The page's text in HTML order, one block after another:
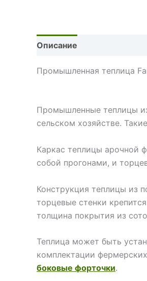
Описание
Промышленная теплица
Промышленные теплицы
сельском хозяйстве.
Каркас теплицы арочной
собой прогонами, и
Конструкция теплицы из
торцевые стенки
толщина покрытия из
Теплица может быть
комплектации
боковые форточки.